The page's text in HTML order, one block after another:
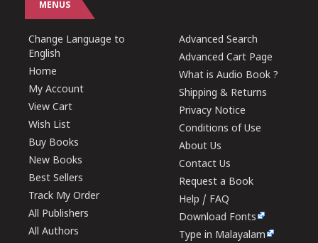
MENUS
Change Language to
English
Home
My Account
View Cart
Wish List
Buy Books
New Books
Best Sellers
Track My Order
All Publishers
All Authors
Advanced Search
Advanced Cart Page
What is Audio Book ?
Shipping & Returns
Privacy Notice
Conditions of Use
About Us
Contact Us
Request a Book
Help / FAQ
Download Fonts
Type in Malayalam